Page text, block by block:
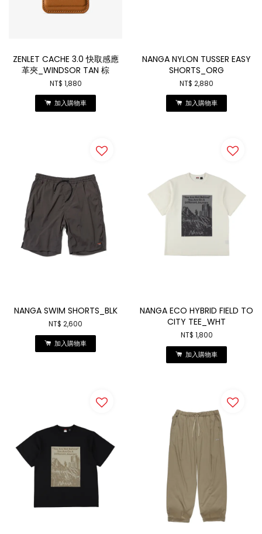
ZENLET CACHE 3.0 快取感應
革夾_WINDSOR TAN 棕
NT$ 1,880
加入購物車
NANGA NYLON TUSSER EASY
SHORTS_ORG
NT$ 2,880
加入購物車
NANGA SWIM SHORTS_BLK
NT$ 2,600
加入購物車
NANGA ECO HYBRID FIELD TO
CITY TEE_WHT
NT$ 1,800
加入購物車